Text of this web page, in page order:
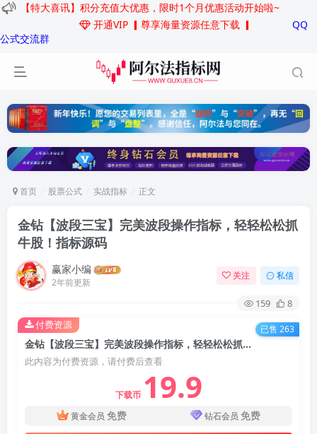
【特大喜讯】积分充值大优惠，限时1个月优惠活动开始啦~
开通VIP ▎尊享海量资源任意下载 ▎
QQ
公式交流群
首页 股票公式 实战指标 正文
金钻【波段三宝】完美波段操作指标，轻轻松松抓
牛股！指标源码
赢家小编
2年前更新
关注 私信
159 8
金钻【波段三宝】完美波段操作指标，轻轻松松抓牛股！指标源码
此内容为付费资源，请付费后查看
下载币 19.9
黄金会员 免费 钻石会员 免费
付费资源 已售 263